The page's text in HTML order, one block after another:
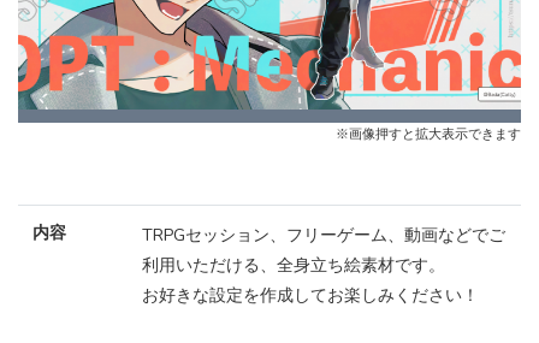
※画像押すと拡大表示できます
内容
TRPGセッション、フリーゲーム、動画などでご
利用いただける、全身立ち絵素材です。
お好きな設定を作成してお楽しみください！